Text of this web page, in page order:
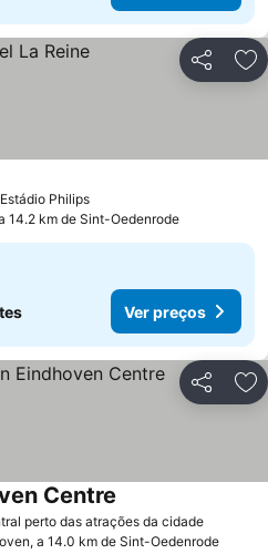
Partilhar
Philips
14.2 km de Sint-Oedenrode
Ver preços
Partilhar
perto das atrações da cidade
Centre
a 14.0 km de Sint-Oedenrode